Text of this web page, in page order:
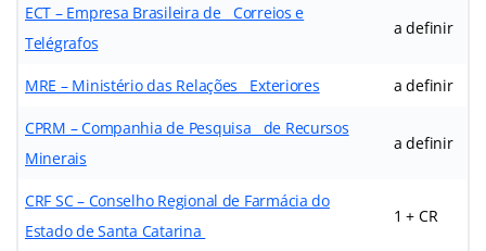
ECT – Empresa Brasileira de Correios e
Telégrafos
a definir
MRE – Ministério das Relações Exteriores a definir
CPRM – Companhia de Pesquisa de Recursos
Minerais
a definir
CRF SC – Conselho Regional de Farmácia do
Estado de Santa Catarina
1 + CR